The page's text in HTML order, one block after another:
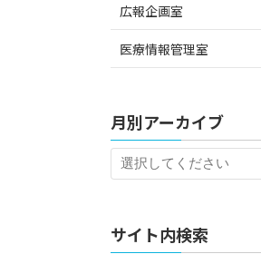
広報企画室
医療情報管理室
月別アーカイブ
サイト内検索